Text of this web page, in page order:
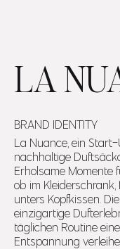
LA
BRAND IDENTITY
La Nuance, ein Start-
nachhaltige
Erholsame Momente
ob im
unters Kopfkissen.
einzigartige
täglichen Routine
Entspannung